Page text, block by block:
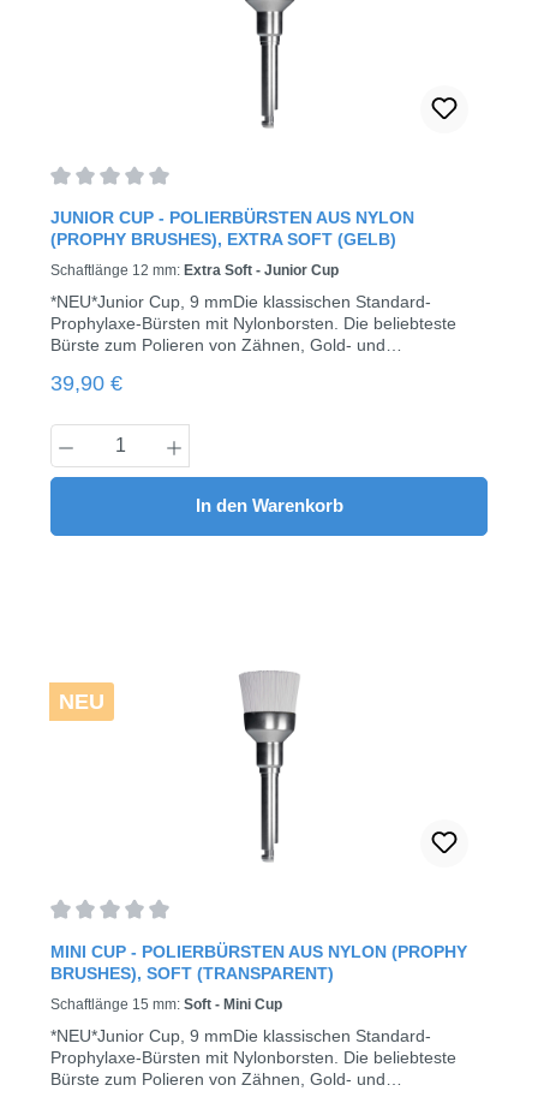
Durchschnittliche Bewertung von 0 von 5 Sternen
JUNIOR CUP - POLIERBÜRSTEN AUS NYLON
(PROPHY BRUSHES), EXTRA SOFT (GELB)
Schaftlänge 12 mm: Extra Soft - Junior Cup
*NEU*Junior Cup, 9 mmDie klassischen Standard-
Prophylaxe-Bürsten mit Nylonborsten. Die beliebteste
Bürste zum Polieren von Zähnen, Gold- und
des beliebten Junior-Kelchs. Alle Vorteile des Junior-
Mundhöhle.Schaftlänge 12 mm1.500 - 5.000
r.p.m.Erhältlich in 3 verschiedene Härtegrade:regular
(weiß)soft (transparent)extra soft (gelb)100 Stück / Pack
Regulärer Preis:
39,90 €
Produkt Anzahl: Gib den gewünschten
In den Warenkorb
NEU
Durchschnittliche Bewertung von 0 von 5 Sternen
MINI CUP - POLIERBÜRSTEN AUS NYLON (PROPHY
BRUSHES), SOFT (TRANSPARENT)
Schaftlänge 15 mm: Soft - Mini Cup
*NEU*Junior Cup, 9 mmDie klassischen Standard-
Prophylaxe-Bürsten mit Nylonborsten. Die beliebteste
Bürste zum Polieren von Zähnen, Gold- und